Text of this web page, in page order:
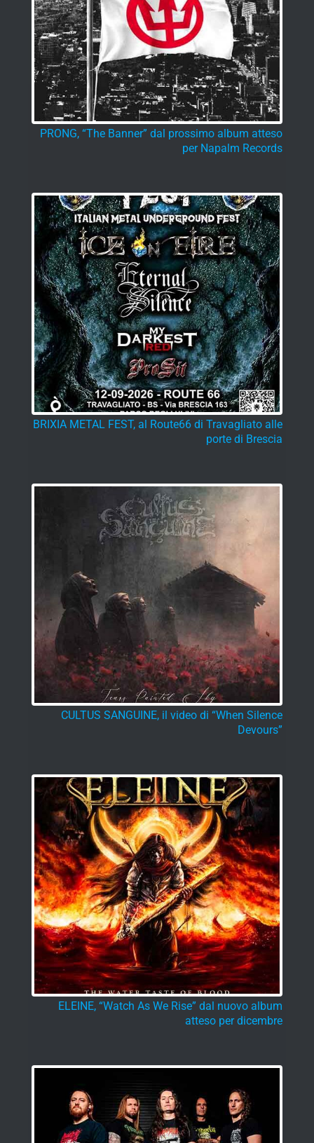
PRONG, “The Banner” dal prossimo album atteso
per Napalm Records
BRIXIA METAL FEST, al Route66 di Travagliato alle
porte di Brescia
CULTUS SANGUINE, il video di “When Silence
Devours”
ELEINE, “Watch As We Rise” dal nuovo album
atteso per dicembre